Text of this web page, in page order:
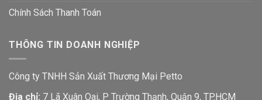
Chính Sách Thanh Toán
THÔNG TIN DOANH NGHIỆP
Công ty TNHH Sản Xuất Thương Mại Petto
Địa chỉ: 7 Lã Xuân Oai, P Trường Thạnh, Quận 9, TP.HCM